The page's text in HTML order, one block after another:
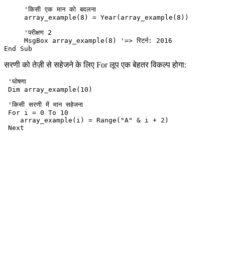
     'किसी एक मान को बदलना
     array_example(8) = Year(array_example(8))
     'परीक्षण 2
     MsgBox array_example(8) '=> रिटर्न: 2016
सरणी को तेज़ी से सहेजने के लिए For लूप एक बेहतर विकल्प होगा:
'घोषणा
Dim array_example(10)
'किसी सरणी में मान सहेजना
For i = 0 To 10
    array_example(i) = Range("A" & i + 2)